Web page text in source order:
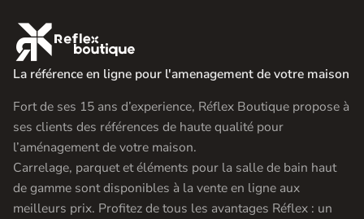

La référence en ligne pour l'amenagement de votre maison
Fort de ses 15 ans d’experience, Réflex Boutique propose à
ses clients des références de haute qualité pour
l’aménagement de votre maison.
Carrelage, parquet et éléments pour la salle de bain haut
de gamme sont disponibles à la vente en ligne aux
meilleurs prix. Profitez de tous les avantages Réflex : un